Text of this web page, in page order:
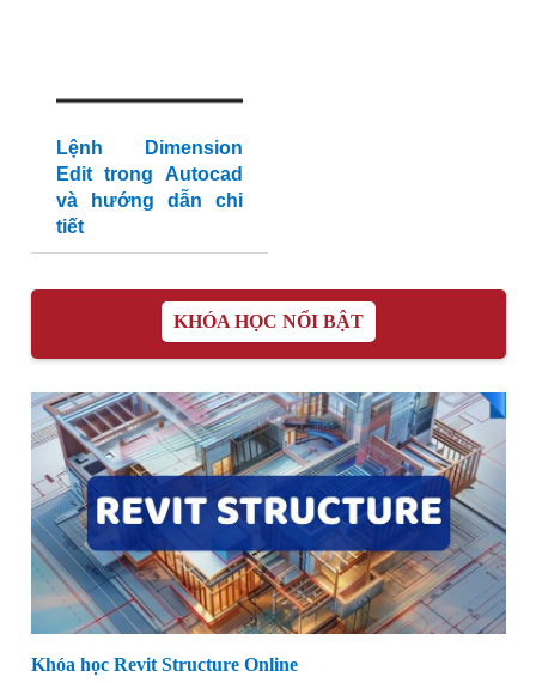
Lệnh Dimension
Edit trong Autocad
và hướng dẫn chi
tiết
KHÓA HỌC NỔI BẬT
Khóa học Revit Structure Online